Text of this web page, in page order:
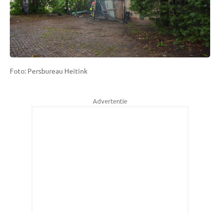
Foto: Persbureau Heitink
Advertentie